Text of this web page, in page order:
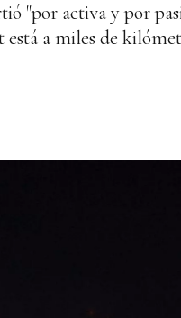
"por activa y por
a miles de